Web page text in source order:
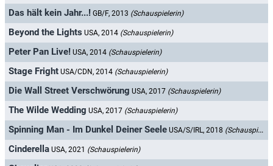
Das hält kein Jahr...! GB/F, 2013 (Schauspielerin)
Beyond the Lights USA, 2014 (Schauspielerin)
Peter Pan Live! USA, 2014 (Schauspielerin)
Stage Fright USA/CDN, 2014 (Schauspielerin)
Die Wall Street Verschwörung USA, 2017 (Schauspielerin)
The Wilde Wedding USA, 2017 (Schauspielerin)
Spinning Man - Im Dunkel Deiner Seele USA/S/IRL, 2018 (Schauspielerin)
Cinderella USA, 2021 (Schauspielerin)